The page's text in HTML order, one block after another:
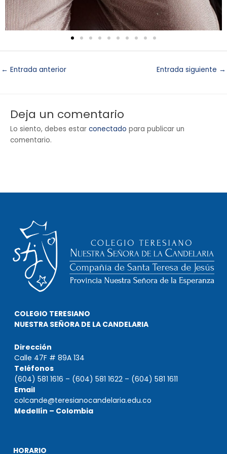
← Entrada anterior Entrada siguiente →
Deja un comentario
Lo siento, debes estar conectado para publicar un
comentario.
COLEGIO TERESIANO
NUESTRA SEÑORA DE LA CANDELARIA
Dirección
Calle 47F # 89A 134
Teléfonos
(604) 581 1616 – (604) 581 1622 – (604) 581 1611
Email
colcande@teresianocandelaria.edu.co
Medellín – Colombia
HORARIO